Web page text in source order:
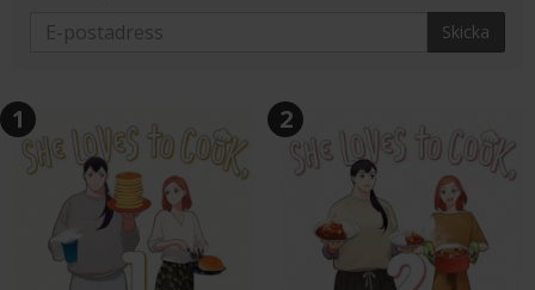
Skicka
1 2